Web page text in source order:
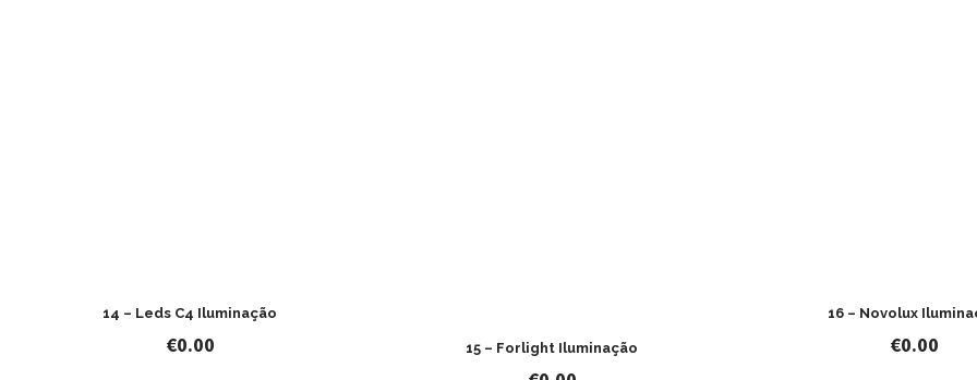
14 – Leds C4 Iluminação
€0.00 15 – Forlight Iluminação
16 – Novolux
€0.00